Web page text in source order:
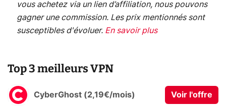
vous achetez via un lien d’affiliation, nous pouvons
gagner une commission. Les prix mentionnés sont
susceptibles d'évoluer. En savoir plus
Top 3 meilleurs VPN
CyberGhost (2,19€/mois) Voir l'offre